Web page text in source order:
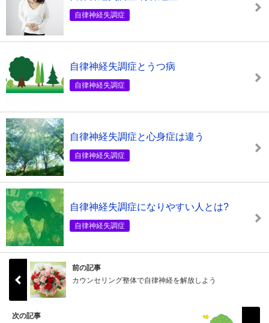
自律神経失調症
自律神経失調症とうつ病
自律神経失調症
自律神経失調症と心身症は違う
自律神経失調症
自律神経失調症になりやすい人とは?
自律神経失調症
前の記事
カウンセリング整体で自律神経を解放しよう
次の記事